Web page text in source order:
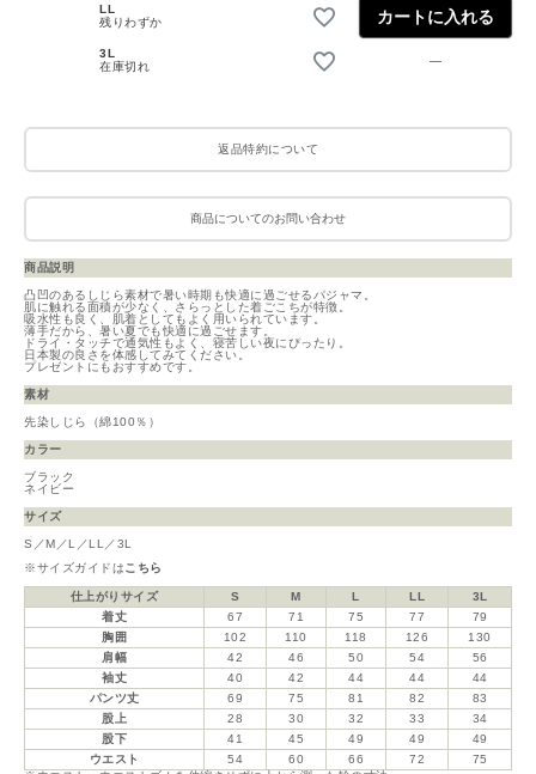
LL
残りわずか
カートに入れる
3L
在庫切れ
—
返品特約について
商品についてのお問い合わせ
商品説明
凸凹のあるしじら素材で暑い時期も快適に過ごせるパジャマ。
肌に触れる面積が少なく、さらっとした着ごこちが特徴。
吸水性も良く、肌着としてもよく用いられています。
薄手だから、暑い夏でも快適に過ごせます。
ドライ・タッチで通気性もよく、寝苦しい夜にぴったり。
日本製の良さを体感してみてください。
プレゼントにもおすすめです。
素材
先染しじら（綿100％）
カラー
ブラック
ネイビー
サイズ
S／M／L／LL／3L
※サイズガイドはこちら
仕上がりサイズ S M L LL
3L
着丈
67 71 75 77
79
胸囲
102 110 118 126
130
肩幅
42 46 50 54
56
袖丈
40 42 44 44
44
パンツ丈
69 75 81 82
83
股上
28 30 32 33
34
股下
41 45 49 49
49
ウエスト
54 60 66 72
75